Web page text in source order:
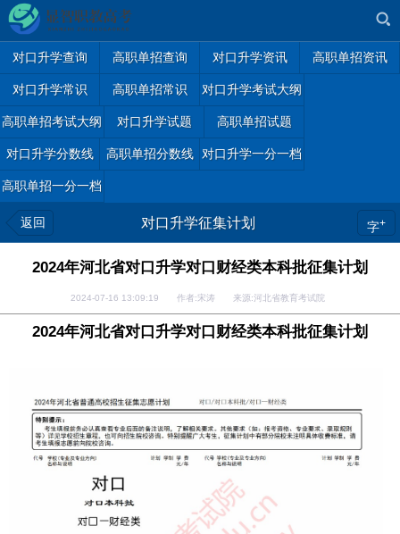
对口升学查询 高职单招查询 对口升学资讯 高职单招资讯
对口升学常识 高职单招常识 对口升学考试大纲
高职单招考试大纲 对口升学试题 高职单招试题
对口升学分数线 高职单招分数线 对口升学一分一档
高职单招一分一档
返回 对口升学征集计划 字+
2024年河北省对口升学对口财经类本科批征集计划
2024-07-16 13:09:19 作者:宋涛 来源:河北省教育考试院
2024年河北省对口升学对口财经类本科批征集计划